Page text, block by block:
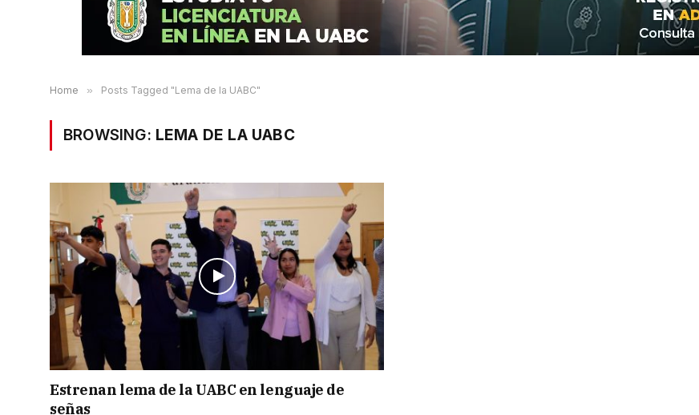
Home » Posts Tagged "Lema de la UABC"
BROWSING: LEMA DE LA UABC
Estrenan lema de la UABC en lenguaje de
señas